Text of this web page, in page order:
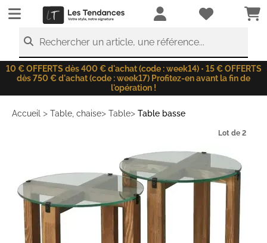
LesTendances.fr
Rechercher un article, une référence...
10 € OFFERTS dès 400 € d'achat (code : week14) • 15 € OFFERTS
dès 750 € d'achat (code : week17) Profitez-en avant la fin de
l'opération !
Accueil > Table, chaise> Table> Table basse
Lot de 2